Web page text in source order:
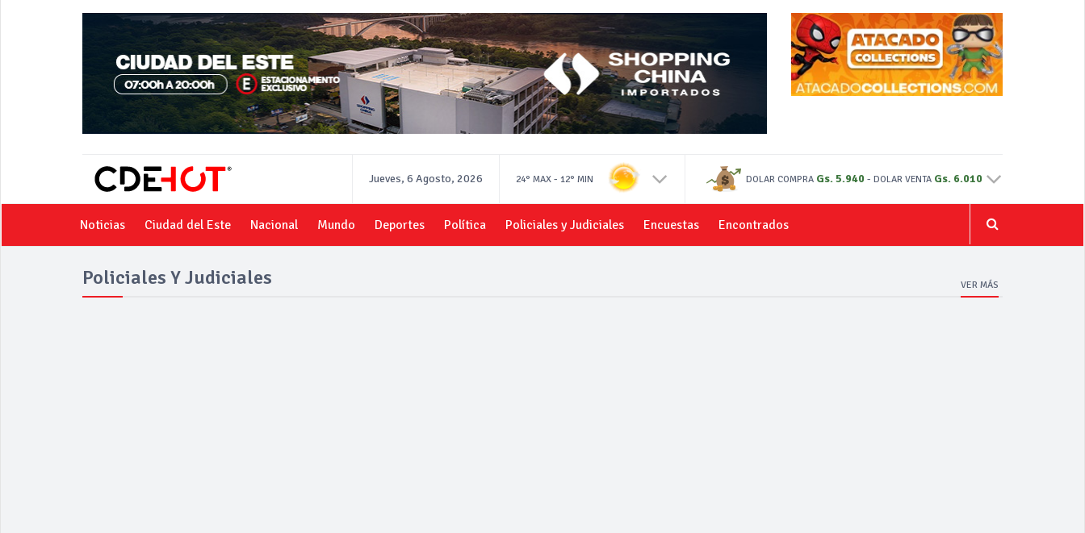
Jueves, 6 Agosto, 2026 24° MAX - 12° MIN DOLAR COMPRA Gs. 5.940 - DOLAR VENTA Gs. 6.010
Noticias Ciudad del Este Nacional Mundo Deportes Política Policiales y Judiciales Encuestas Encontrados
Policiales Y Judiciales VER MÁS